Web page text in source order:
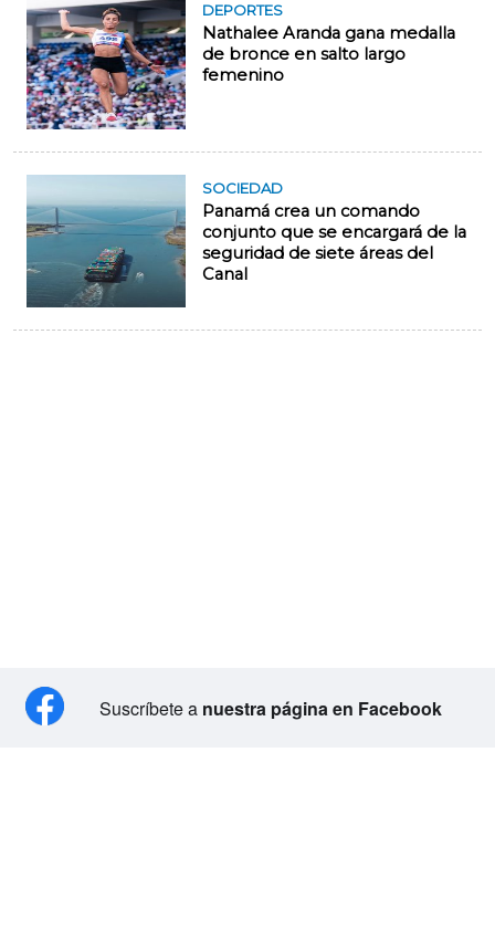
DEPORTES
Nathalee Aranda gana medalla
de bronce en salto largo
femenino
SOCIEDAD
Panamá crea un comando
conjunto que se encargará de la
seguridad de siete áreas del
Canal
Suscríbete a nuestra página en Facebook